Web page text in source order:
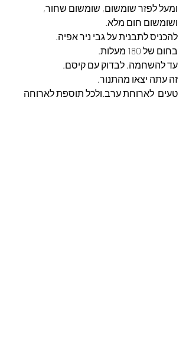
ומעל לפזר שומשום, שומשום שחור,
ושומשום חום מלא.
להכניס לתבנית על גבי ניר אפיה.
בחום של 180 מעלות.
עד להשחמה, לבדוק עם קיסם.
זה עתה יצאו מהתנור.
טעים  לארוחת ערב.ולכל תוספת לארוחה